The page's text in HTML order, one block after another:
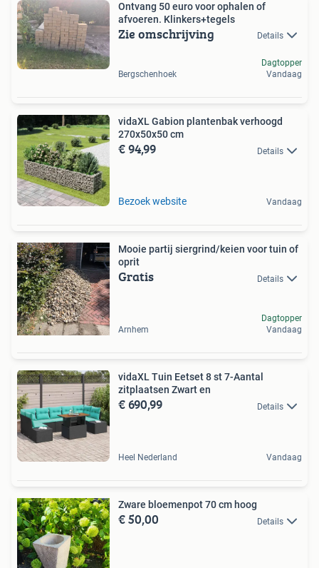
Ontvang 50 euro voor ophalen of
afvoeren. Klinkers+tegels
Zie omschrijving Details
Bergschenhoek
Dagtopper
Vandaag
vidaXL Gabion plantenbak verhoogd
270x50x50 cm
€ 94,99 Details
Bezoek website Vandaag
Mooie partij siergrind/keien voor tuin of
oprit
Gratis Details
Arnhem
Dagtopper
Vandaag
vidaXL Tuin Eetset 8 st 7-Aantal
zitplaatsen Zwart en
€ 690,99 Details
Heel Nederland Vandaag
Zware bloemenpot 70 cm hoog
€ 50,00 Details